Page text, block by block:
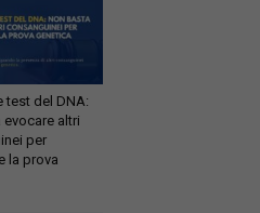
test del DNA:
evocare altri
per
la prova